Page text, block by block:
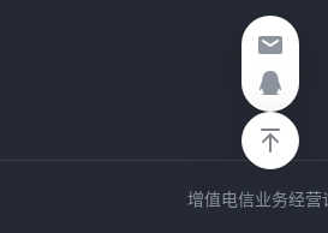
增值电信业务经